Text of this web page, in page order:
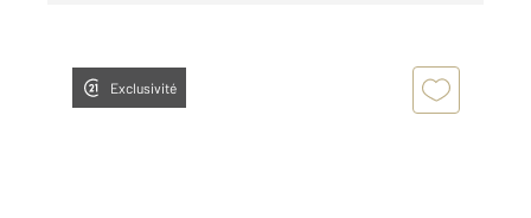
Exclusivité